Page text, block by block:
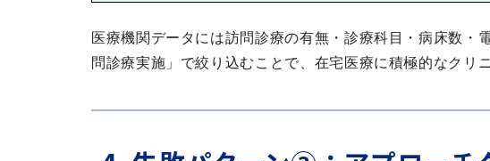
医療機関データには訪問診療の有無・診療科目・病床数・
問診療実施」で絞り込むことで、在宅医療に積極的なクリ